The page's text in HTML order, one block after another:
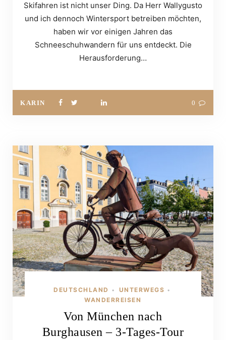
Skifahren ist nicht unser Ding. Da Herr Wallygusto
und ich dennoch Wintersport betreiben möchten,
haben wir vor einigen Jahren das
Schneeschuhwandern für uns entdeckt. Die
Herausforderung…
KARIN 0
DEUTSCHLAND • UNTERWEGS •
WANDERREISEN
Von München nach
Burghausen – 3-Tages-Tour